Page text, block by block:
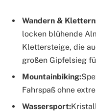
Wandern &
locken blühende
Klettersteige, die
großen Gipfelsieg
Mountainbiking:
Fahrspaß ohne
Wassersport: